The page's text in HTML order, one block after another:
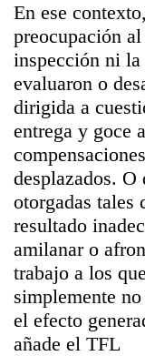
En ese
preocupación
inspección ni la
evaluaron o
dirigida a
entrega y goce
desplazados. O
otorgadas tales
resultado
amilanar o
trabajo a los
simplemente
el efecto
añade el TFL